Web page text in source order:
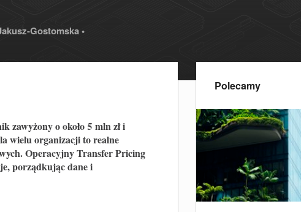
Gostomska •
zawyżony o około 5 mln zł i
wielu organizacji to realne
Operacyjny Transfer Pricing
porządkując dane i
Polecamy